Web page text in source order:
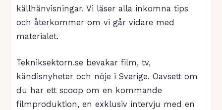
källhänvisningar. Vi läser alla inkomna tips
och återkommer om vi går vidare med
materialet.
Tekniksektorn.se bevakar film, tv,
kändisnyheter och nöje i Sverige. Oavsett om
du har ett scoop om en kommande
filmproduktion, en exklusiv intervju med en